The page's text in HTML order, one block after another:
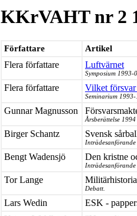
KKrVAHT nr 2
Författare Artikel
Flera författare Luftvärnet
Symposium 1993-
Flera författare Vilket försvar
Seminarium
Gunnar Magnusson
Årsberättelse
Birger Schantz Svensk
Bengt Wadensjö Den kristne
Tor Lange
Debatt.
Lars Wedin
ESK -